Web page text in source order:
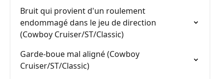
Bruit qui provient d'un roulement
endommagé dans le jeu de direction
(Cowboy Cruiser/ST/Classic)
Garde-boue mal aligné (Cowboy
Cruiser/ST/Classic)